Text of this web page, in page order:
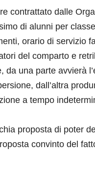
contrattato dalle
di alunni per
orario di servizio
del comparto e
una parte avvierà
dall’altra
a tempo
proposta di poter
convinto del